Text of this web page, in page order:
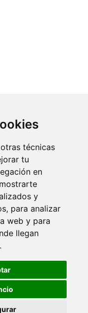
técnicas
tu
en
y
para analizar
web y para
llegan
de